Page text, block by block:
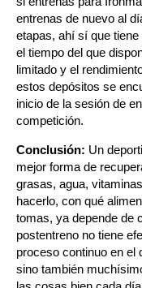
entrenas de nuevo al
etapas, ahí sí que
el tiempo del que
limitado y el
estos depósitos se
inicio de la sesión de
competición.
Conclusión: Un
mejor forma de
grasas, agua,
hacerlo, con qué
tomas, ya depende de
postentreno no tiene
proceso continuo en el
sino también